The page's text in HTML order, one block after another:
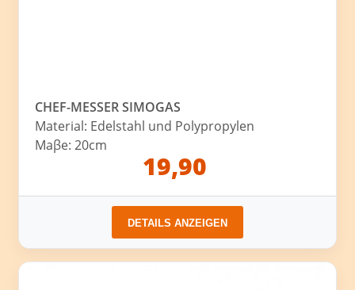
CHEF-MESSER SIMOGAS
Material: Edelstahl und Polypropylen
Maβe: 20cm
19,90
DETAILS ANZEIGEN